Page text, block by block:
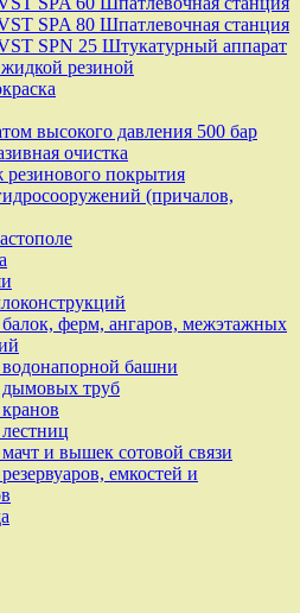
SPA 80 Шпатлевочная станция
SPN 25 Штукатурный аппарат
резиной
высокого давления 500 бар
очистка
покрытия
(причалов,
ферм, ангаров, межэтажных
башни
дымовых труб
и вышек сотовой связи
емкостей и